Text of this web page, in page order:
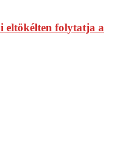
eltökélten folytatja a